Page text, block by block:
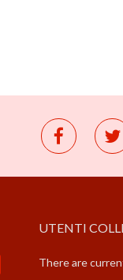
UTENTI
There are